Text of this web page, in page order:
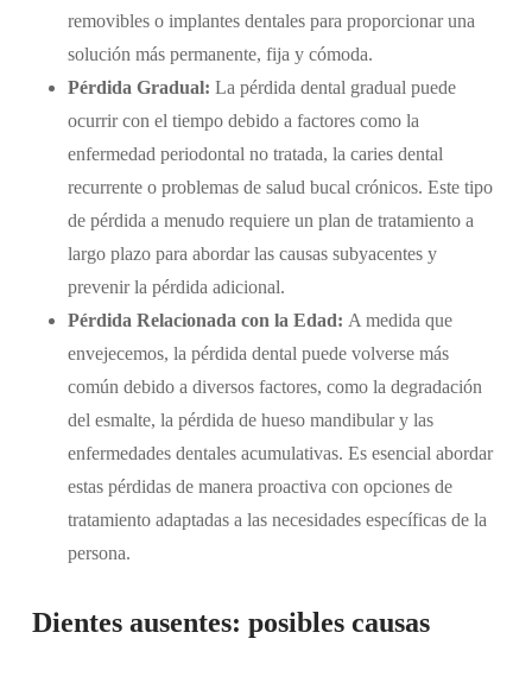
removibles o implantes dentales para proporcionar una
solución más permanente, fija y cómoda.
Pérdida Gradual: La pérdida dental gradual puede
ocurrir con el tiempo debido a factores como la
enfermedad periodontal no tratada, la caries dental
recurrente o problemas de salud bucal crónicos. Este tipo
de pérdida a menudo requiere un plan de tratamiento a
largo plazo para abordar las causas subyacentes y
prevenir la pérdida adicional.
Pérdida Relacionada con la Edad: A medida que
envejecemos, la pérdida dental puede volverse más
común debido a diversos factores, como la degradación
del esmalte, la pérdida de hueso mandibular y las
enfermedades dentales acumulativas. Es esencial abordar
estas pérdidas de manera proactiva con opciones de
tratamiento adaptadas a las necesidades específicas de la
persona.
Dientes ausentes: posibles causas